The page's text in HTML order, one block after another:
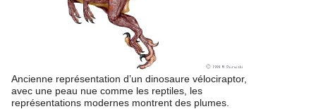
Ancienne représentation d’un dinosaure vélociraptor,
avec une peau nue comme les reptiles, les
représentations modernes montrent des plumes.